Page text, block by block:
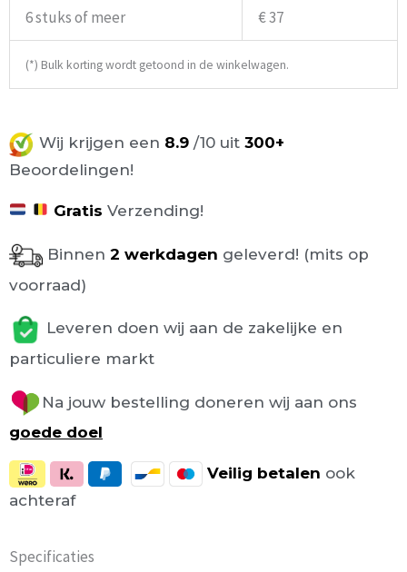
6 stuks of meer € 37
(*) Bulk korting wordt getoond in de winkelwagen.
Wij krijgen een 8.9 /10 uit 300+
Beoordelingen!
Gratis Verzending!
Binnen 2 werkdagen geleverd! (mits op
voorraad)
Leveren doen wij aan de zakelijke en
particuliere markt
Na jouw bestelling doneren wij aan ons
goede doel
Veilig betalen ook
achteraf
Specificaties